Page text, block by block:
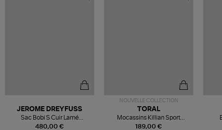
480,00 €
JEROME DREYFUSS
Sac Bobi S Cuir Lamé
Champagne
NOUVELLE COLLECTION
189,00 €
TORAL
Mocassins Killian Sport
Mousse